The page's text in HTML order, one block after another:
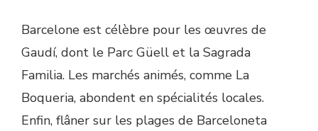
Barcelone est célèbre pour les œuvres de
Gaudí, dont le Parc Güell et la Sagrada
Familia. Les marchés animés, comme La
Boqueria, abondent en spécialités locales.
Enfin, flâner sur les plages de Barceloneta